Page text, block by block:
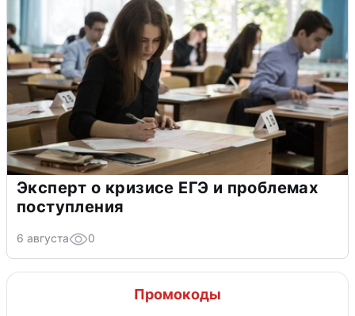
Эксперт о кризисе ЕГЭ и проблемах
поступления
6 августа 0
Промокоды